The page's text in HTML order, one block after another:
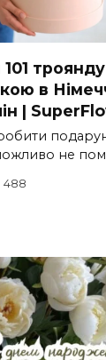
в
|
не
488